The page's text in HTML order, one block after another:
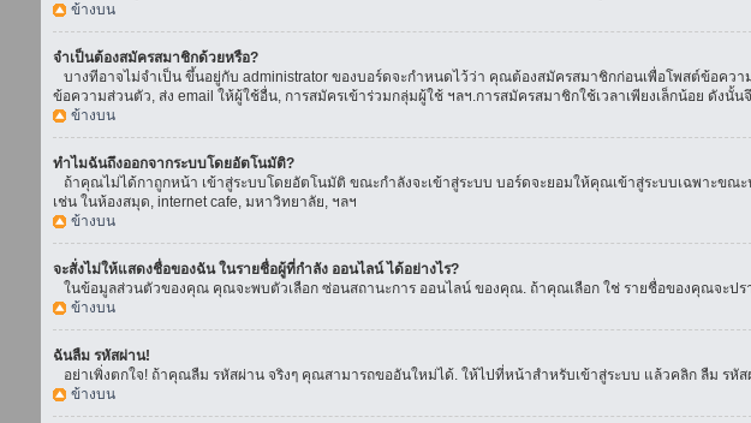
ข้างบน
จำเป็นต้องสมัครสมาชิกด้วยหรือ?
บางทีอาจไม่จำเป็น ขึ้นอยู่กับ administrator ของบอร์ดจะกำหนดไว้ว่า คุณต้องสมัครสมาชิกก่อนเพื่อโพสต์ข้อค
ข้อความส่วนตัว, ส่ง email ให้ผู้ใช้อื่น, การสมัครเข้าร่วมกลุ่มผู้ใช้ ฯลฯ.การสมัครสมาชิกใช้เวลาเพียงเล็กน้อย ดัง
ข้างบน
ทำไมฉันถึงออกจากระบบโดยอัตโนมัติ?
ถ้าคุณไม่ได้กาถูกหน้า เข้าสู่ระบบโดยอัตโนมัติ ขณะกำลังจะเข้าสู่ระบบ บอร์ดจะยอมให้คุณเข้าสู่ระบบเฉพาะ
เช่น ในห้องสมุด, internet cafe, มหาวิทยาลัย, ฯลฯ
ข้างบน
จะสั่งไม่ให้แสดงชื่อของฉัน ในรายชื่อผู้ที่กำลัง ออนไลน์ ได้อย่างไร?
ในข้อมูลส่วนตัวของคุณ คุณจะพบตัวเลือก ซ่อนสถานะการ ออนไลน์ ของคุณ. ถ้าคุณเลือก ใช่ รายชื่อของคุณจะป
ข้างบน
ฉันลืม รหัสผ่าน!
อย่าเพิ่งตกใจ! ถ้าคุณลืม รหัสผ่าน จริงๆ คุณสามารถขออันใหม่ได้. ให้ไปที่หน้าสำหรับเข้าสู่ระบบ แล้วคลิก ลืม รหั
ข้างบน